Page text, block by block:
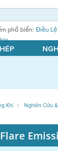
phổ biến: Điều Lệ
Khí Nghiên Cứu